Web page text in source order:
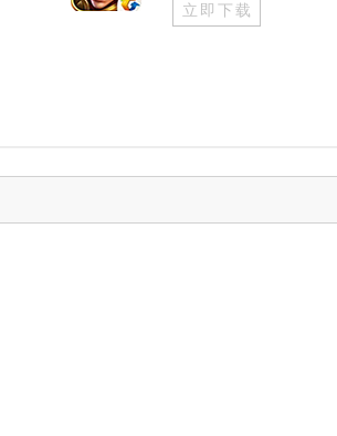
立即下载